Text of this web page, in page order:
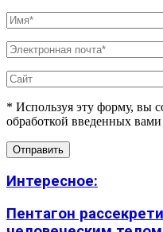
* Используя эту форму, вы
обработкой введенных
Интересное:
Пентагон